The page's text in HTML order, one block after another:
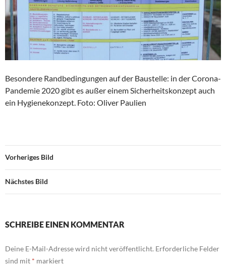
Besondere Randbedingungen auf der Baustelle: in der Corona-
Pandemie 2020 gibt es außer einem Sicherheitskonzept auch
ein Hygienekonzept. Foto: Oliver Paulien
Vorheriges Bild
Nächstes Bild
SCHREIBE EINEN KOMMENTAR
Deine E-Mail-Adresse wird nicht veröffentlicht. Erforderliche Felder
sind mit * markiert